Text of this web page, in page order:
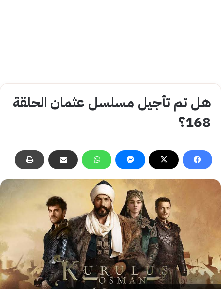
هل تم تأجيل مسلسل عثمان الحلقة
168؟